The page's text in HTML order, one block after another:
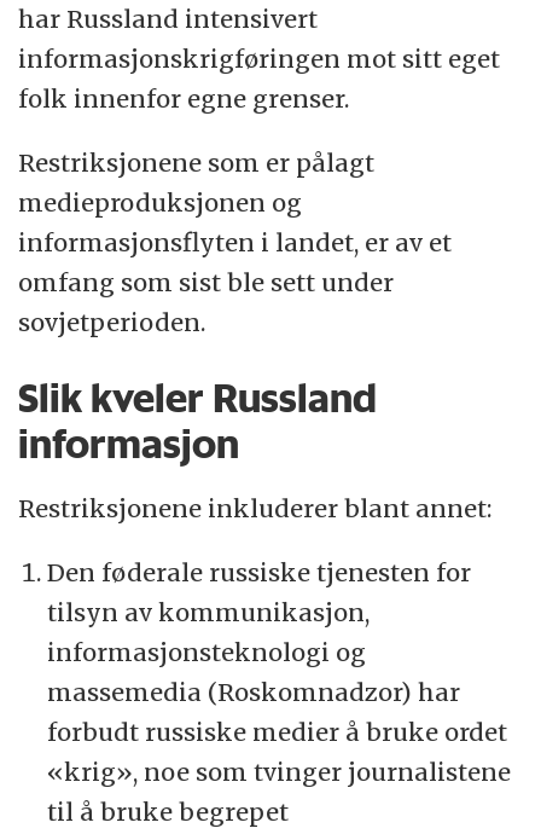
har Russland intensivert
informasjonskrigføringen mot sitt eget
folk innenfor egne grenser.
Restriksjonene som er pålagt
medieproduksjonen og
informasjonsflyten i landet, er av et
omfang som sist ble sett under
sovjetperioden.
Slik kveler Russland
informasjon
Restriksjonene inkluderer blant annet:
Den føderale russiske tjenesten for
tilsyn av kommunikasjon,
informasjonsteknologi og
massemedia (Roskomnadzor) har
forbudt russiske medier å bruke ordet
«krig», noe som tvinger journalistene
til å bruke begrepet